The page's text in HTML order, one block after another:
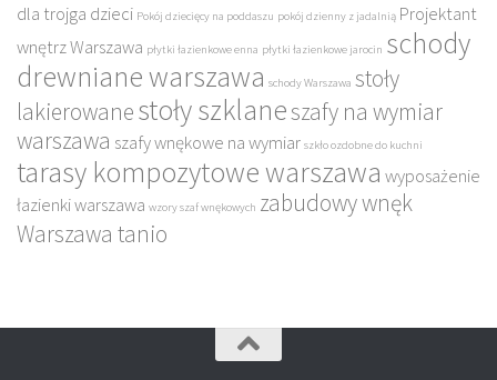
dla trojga dzieci Pokój dziecięcy na poddaszu pokój dzienny z jadalnią Projektant
wnętrz Warszawa płytki łazienkowe enna płytki łazienkowe jarocin schody
drewniane warszawa schody Warszawa stoły
lakierowanestoły szklaneszafy na wymiar
warszawa szafy wnękowe na wymiar szkło ozdobne do kuchni
tarasy kompozytowe warszawa wyposażenie
łazienki warszawa wzory szaf wnękowych zabudowy wnęk
Warszawa tanio